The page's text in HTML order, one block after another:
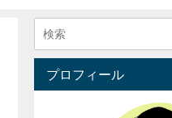
プロフィール